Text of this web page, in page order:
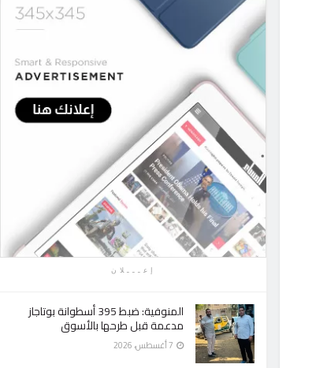
إعـــلان
المنوفية: ضبط 395 أسطوانة بوتاجاز
مدعمة قبل طرحها بالأسوق